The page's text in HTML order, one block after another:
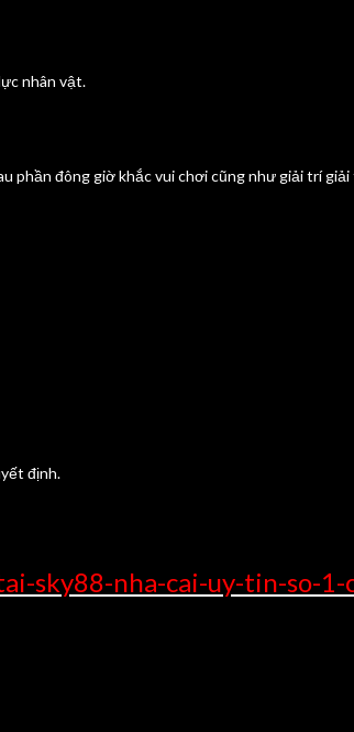
nhân vật.
phần đông giờ khắc vui chơi cũng như giải trí giải
định.
sky88-nha-cai-uy-tin-so-1-